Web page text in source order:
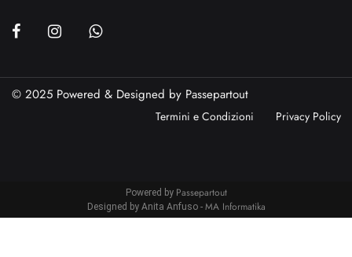
© 2025 Powered & Designed by Passepartout
Termini e Condizioni Privacy Policy
Powered by Passepartout
Designed by Anita Anfuso - MA Informatika